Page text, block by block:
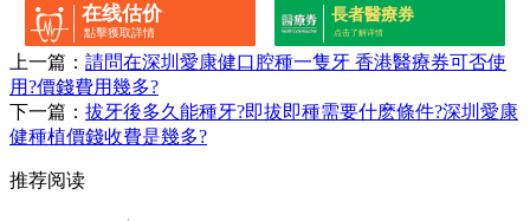
在线估价
點擊獲取詳情
長者醫療券
点击了解详情
上一篇： 請問在深圳愛康健口腔種一隻牙 香港醫療券可否使
用?價錢費用幾多?
下一篇： 拔牙後多久能種牙?即拔即種需要什麽條件?深圳愛康
健種植價錢收費是幾多?
推荐阅读